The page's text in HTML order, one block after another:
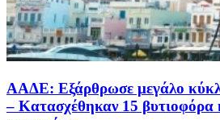
ΑΑΔΕ: Εξάρθρωσε μεγάλο
– Κατασχέθηκαν 15 βυτιοφόρα